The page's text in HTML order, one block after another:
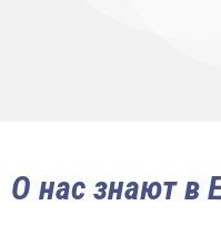
О нас знают в